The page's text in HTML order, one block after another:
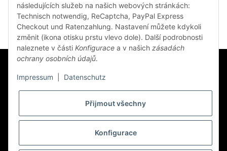
Zpravodaj Přihlaste se k odběru na
následujících služeb na našich webových stránkách:
Technisch notwendig, ReCaptcha, PayPal Express
Checkout und Ratenzahlung. Nastavení můžete kdykoli
změnit (ikona otisku prstu vlevo dole). Další podrobnosti
naleznete v části Konfigurace a v našich zásadách
ochrany osobních údajů.
Impressum Datenschutz
Přijmout všechny
Konfigurace